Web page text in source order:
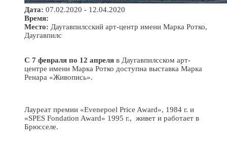
Дата: 07.02.2020 - 12.04.2020
Время:
Место: Даугавпилсский арт-центр имени Марка Ротко,
Даугавпилс
С 7 февраля по 12 апреля в Даугавпилсском арт-
центре имени Марка Ротко доступна выставка Марка
Ренара «Живопись».
Лауреат премии «Evenepoel Price Award», 1984 г. и
«SPES Fondation Award» 1995 г., живет и работает в
Брюсселе.